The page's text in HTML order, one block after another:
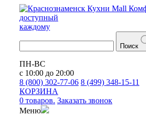
Кухни Mall
доступный
каждому
Поиск
ПН-ВС
с 10:00 до 20:00
8 (800) 302-77-06 8 (499) 348-15-11
КОРЗИНА
0 товаров. Заказать звонок
Меню